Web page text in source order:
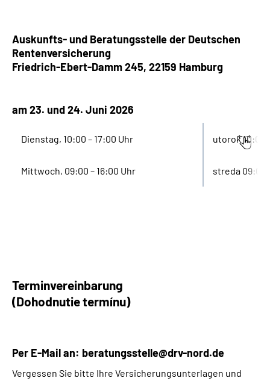
Auskunfts- und Beratungsstelle der Deutschen
Rentenversicherung
Friedrich-Ebert-Damm 245, 22159 Hamburg
am 23. und 24. Juni 2026
Dienstag, 10:00 – 17:00 Uhr utorok 10:00
Mittwoch, 09:00 – 16:00 Uhr streda 09:00
Terminvereinbarung
(Dohodnutie termínu)
Per E-Mail an: beratungsstelle@drv-nord.de
Vergessen Sie bitte Ihre Versicherungsunterlagen und